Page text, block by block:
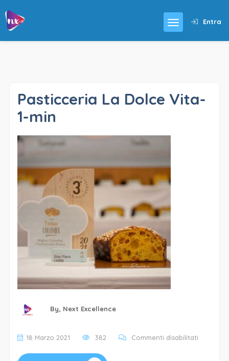
Entra
Pasticceria La Dolce Vita-
1-min
By, Next Excellence
18 Marzo 2021 382 Commenti disabilitatisu